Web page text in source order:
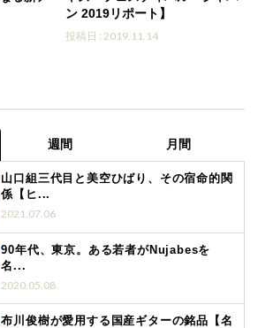
ン 2019リポート】
投稿日 : 2019.11.14
週間 月間
山口組三代目と美空ひばり、その宿命的関
係【ヒ...
2021.07.06
90年代、東京。ある若者がNujabesを
名...
2020.05.08
布川俊樹が愛用する国産ギターの銘品【名